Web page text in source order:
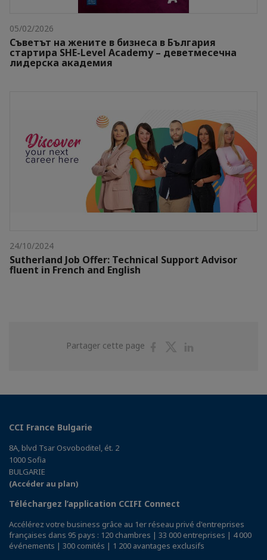
05/02/2026
Съветът на жените в бизнеса в България
стартира SHE-Level Academy – деветмесечна
лидерска академия
24/10/2024
Sutherland Job Offer: Technical Support Advisor
fluent in French and English
Partager cette page
PartagerPartager
CCI France Bulgarie
8A, blvd Tsar Osvoboditel, ét. 2
1000 Sofia
BULGARIE
(Accéder au plan)
Téléchargez l’application CCIFI Connect
Accélérez votre business grâce au 1er réseau privé d'entreprises
françaises dans 95 pays : 120 chambres | 33 000 entreprises | 4 000
événements | 300 comités | 1 200 avantages exclusifs